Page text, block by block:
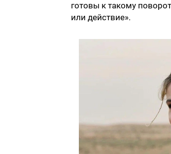
готовы к такому
или действие».